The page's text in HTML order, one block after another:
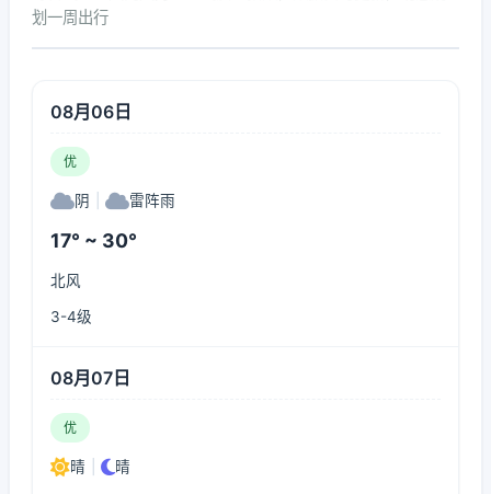
划一周出行
08月06日
优
阴 雷阵雨
17° ~ 30°
北风
3-4级
08月07日
优
晴 晴